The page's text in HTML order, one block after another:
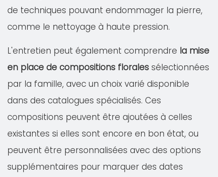
de techniques pouvant endommager la pierre,
comme le nettoyage à haute pression.
L'entretien peut également comprendre la mise
en place de compositions florales sélectionnées
par la famille, avec un choix varié disponible
dans des catalogues spécialisés. Ces
compositions peuvent être ajoutées à celles
existantes si elles sont encore en bon état, ou
peuvent être personnalisées avec des options
supplémentaires pour marquer des dates